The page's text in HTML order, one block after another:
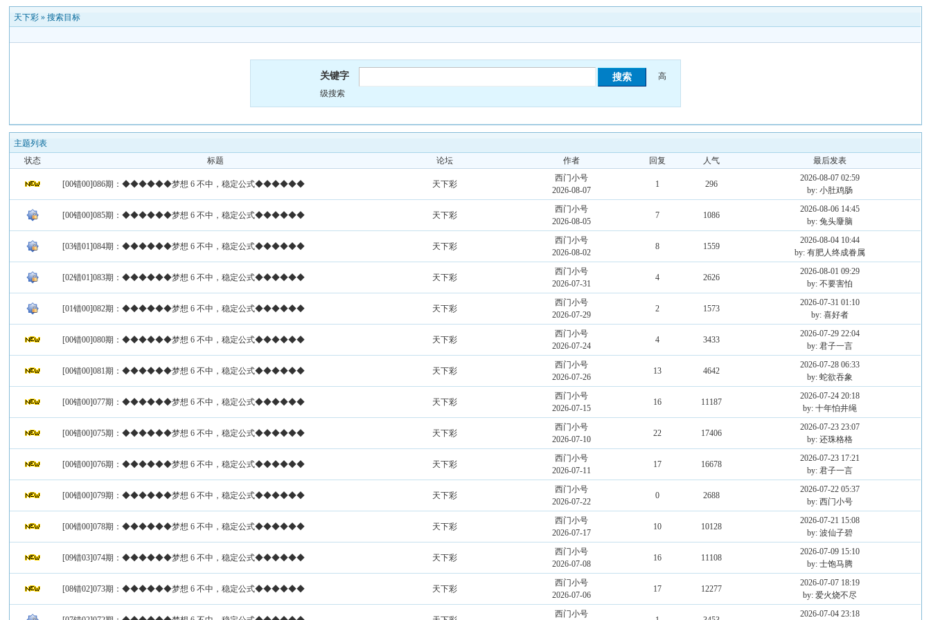
天下彩 »搜索目标
关键字
高
级搜索
主题列表
状态
标题 论坛 作者 回复 人气 最后发表
[00错00]086期：◆◆◆◆◆◆梦想 6 不中，稳定公式◆◆◆◆◆◆ 天下彩
西门小号
2026-08-07
1 296
2026-08-07 02:59
by: 小肚鸡肠
[00错00]085期：◆◆◆◆◆◆梦想 6 不中，稳定公式◆◆◆◆◆◆ 天下彩
西门小号
2026-08-05
7 1086
2026-08-06 14:45
by: 兔头麞脑
[03错01]084期：◆◆◆◆◆◆梦想 6 不中，稳定公式◆◆◆◆◆◆ 天下彩
西门小号
2026-08-02
8 1559
2026-08-04 10:44
by: 有肥人终成眷属
[02错01]083期：◆◆◆◆◆◆梦想 6 不中，稳定公式◆◆◆◆◆◆ 天下彩
西门小号
2026-07-31
4 2626
2026-08-01 09:29
by: 不要害怕
[01错00]082期：◆◆◆◆◆◆梦想 6 不中，稳定公式◆◆◆◆◆◆ 天下彩
西门小号
2026-07-29
2 1573
2026-07-31 01:10
by: 喜好者
[00错00]080期：◆◆◆◆◆◆梦想 6 不中，稳定公式◆◆◆◆◆◆ 天下彩
西门小号
2026-07-24
4 3433
2026-07-29 22:04
by: 君子一言
[00错00]081期：◆◆◆◆◆◆梦想 6 不中，稳定公式◆◆◆◆◆◆ 天下彩
西门小号
2026-07-26
13 4642
2026-07-28 06:33
by: 蛇欲吞象
[00错00]077期：◆◆◆◆◆◆梦想 6 不中，稳定公式◆◆◆◆◆◆ 天下彩
西门小号
2026-07-15
16 11187
2026-07-24 20:18
by: 十年怕井绳
[00错00]075期：◆◆◆◆◆◆梦想 6 不中，稳定公式◆◆◆◆◆◆ 天下彩
西门小号
2026-07-10
22 17406
2026-07-23 23:07
by: 还珠格格
[00错00]076期：◆◆◆◆◆◆梦想 6 不中，稳定公式◆◆◆◆◆◆ 天下彩
西门小号
2026-07-11
17 16678
2026-07-23 17:21
by: 君子一言
[00错00]079期：◆◆◆◆◆◆梦想 6 不中，稳定公式◆◆◆◆◆◆ 天下彩
西门小号
2026-07-22
0 2688
2026-07-22 05:37
by: 西门小号
[00错00]078期：◆◆◆◆◆◆梦想 6 不中，稳定公式◆◆◆◆◆◆ 天下彩
西门小号
2026-07-17
10 10128
2026-07-21 15:08
by: 波仙子碧
[09错03]074期：◆◆◆◆◆◆梦想 6 不中，稳定公式◆◆◆◆◆◆ 天下彩
西门小号
2026-07-08
16 11108
2026-07-09 15:10
by: 士饱马腾
[08错02]073期：◆◆◆◆◆◆梦想 6 不中，稳定公式◆◆◆◆◆◆ 天下彩
西门小号
2026-07-06
17 12277
2026-07-07 18:19
by: 爱火烧不尽
西门小号 2026-07-04 23:18